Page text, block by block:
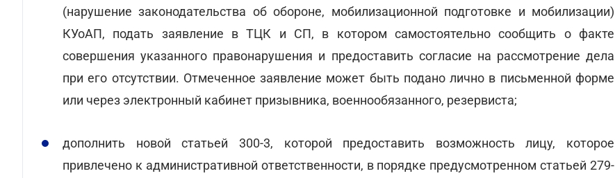
(нарушение законодательства об обороне, мобилизационной подготовке и мобилизации)
КУоАП, подать заявление в ТЦК и СП, в котором самостоятельно сообщить о факте
совершения указанного правонарушения и предоставить согласие на рассмотрение дела
при его отсутствии. Отмеченное заявление может быть подано лично в письменной форме
или через электронный кабинет призывника, военнообязанного, резервиста;
дополнить новой статьей 300-3, которой предоставить возможность лицу, которое
привлечено к административной ответственности, в порядке предусмотренном статьей 279-